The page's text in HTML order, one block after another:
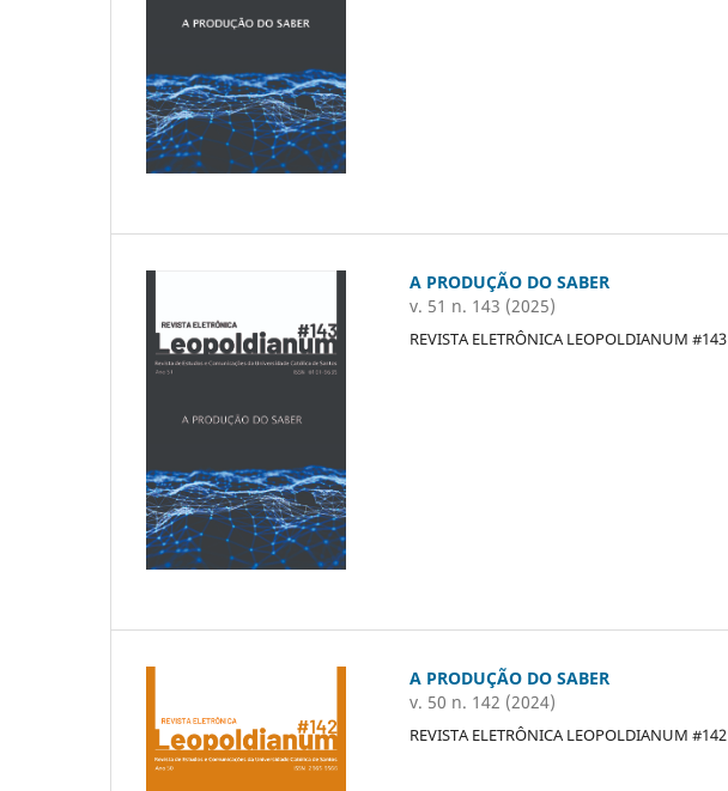
A PRODUÇÃO DO SABER
v. 51 n. 143 (2025)
REVISTA ELETRÔNICA LEOPOLDIANUM #143
A PRODUÇÃO DO SABER
v. 50 n. 142 (2024)
REVISTA ELETRÔNICA LEOPOLDIANUM #142